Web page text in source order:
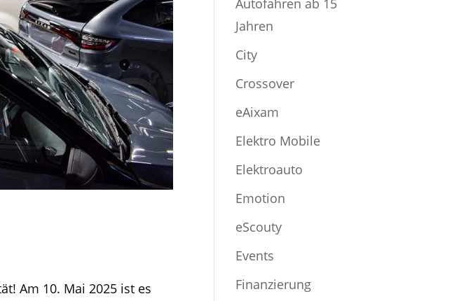
Am 10. Mai 2025 ist es
Autofahren ab 15
Jahren
City
Crossover
eAixam
Elektro Mobile
Elektroauto
Emotion
eScouty
Events
Finanzierung